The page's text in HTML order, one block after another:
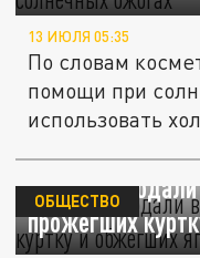
13 ИЮЛЯ 05:35
По словам
помощи при
использовать
На Mazda
прожёгших
ОБЩЕСТВО